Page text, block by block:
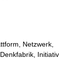
Netzwerk,